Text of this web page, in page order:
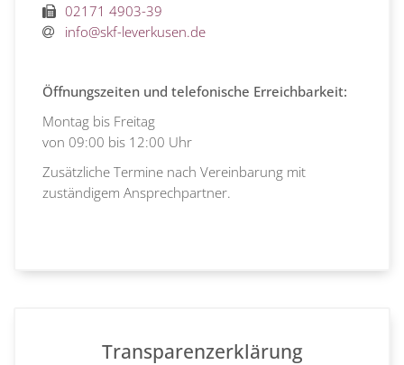
02171 4903-39
info@skf-leverkusen.de
Öffnungszeiten und telefonische Erreichbarkeit:
Montag bis Freitag
von 09:00 bis 12:00 Uhr
Zusätzliche Termine nach Vereinbarung mit
zuständigem Ansprechpartner.
Transparenzerklärung